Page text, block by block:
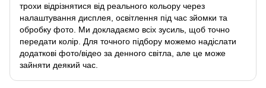
трохи відрізнятися від реального кольору через
налаштування дисплея, освітлення під час зйомки та
обробку фото. Ми докладаємо всіх зусиль, щоб точно
передати колір. Для точного підбору можемо надіслати
додаткові фото/відео за денного світла, але це може
зайняти деякий час.